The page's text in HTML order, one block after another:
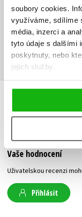
soubory cookies.
využíváme, sdílíme
média, inzerci a
tyto údaje s dalšími
poskytnuty, nebo
jejich služby.
Ke stažení
PDF Obsah.pdf PDF
HODNOCENÍ
V současné době
Vaše hodnocení
Uživatelskou recenzi
Přihlásit